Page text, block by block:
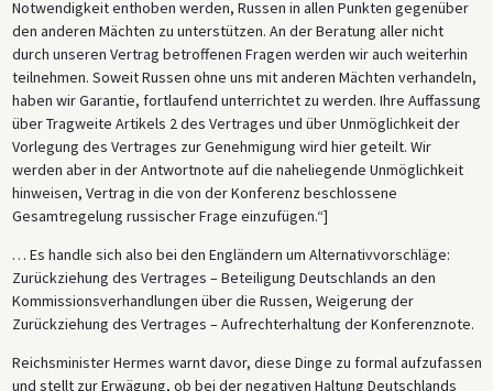
Notwendigkeit enthoben werden, Russen in allen Punkten gegenüber
den anderen Mächten zu unterstützen. An der Beratung aller nicht
durch unseren Vertrag betroffenen Fragen werden wir auch weiterhin
teilnehmen. Soweit Russen ohne uns mit anderen Mächten verhandeln,
haben wir Garantie, fortlaufend unterrichtet zu werden. Ihre Auffassung
über Tragweite Artikels 2 des Vertrages und über Unmöglichkeit der
Vorlegung des Vertrages zur Genehmigung wird hier geteilt. Wir
werden aber in der Antwortnote auf die naheliegende Unmöglichkeit
hinweisen, Vertrag in die von der Konferenz beschlossene
Gesamtregelung russischer Frage einzufügen.“]
… Es handle sich also bei den Engländern um Alternativvorschläge:
Zurückziehung des Vertrages – Beteiligung Deutschlands an den
Kommissionsverhandlungen über die Russen, Weigerung der
Zurückziehung des Vertrages – Aufrechterhaltung der Konferenznote.
Reichsminister Hermes warnt davor, diese Dinge zu formal aufzufassen
und stellt zur Erwägung, ob bei der negativen Haltung Deutschlands